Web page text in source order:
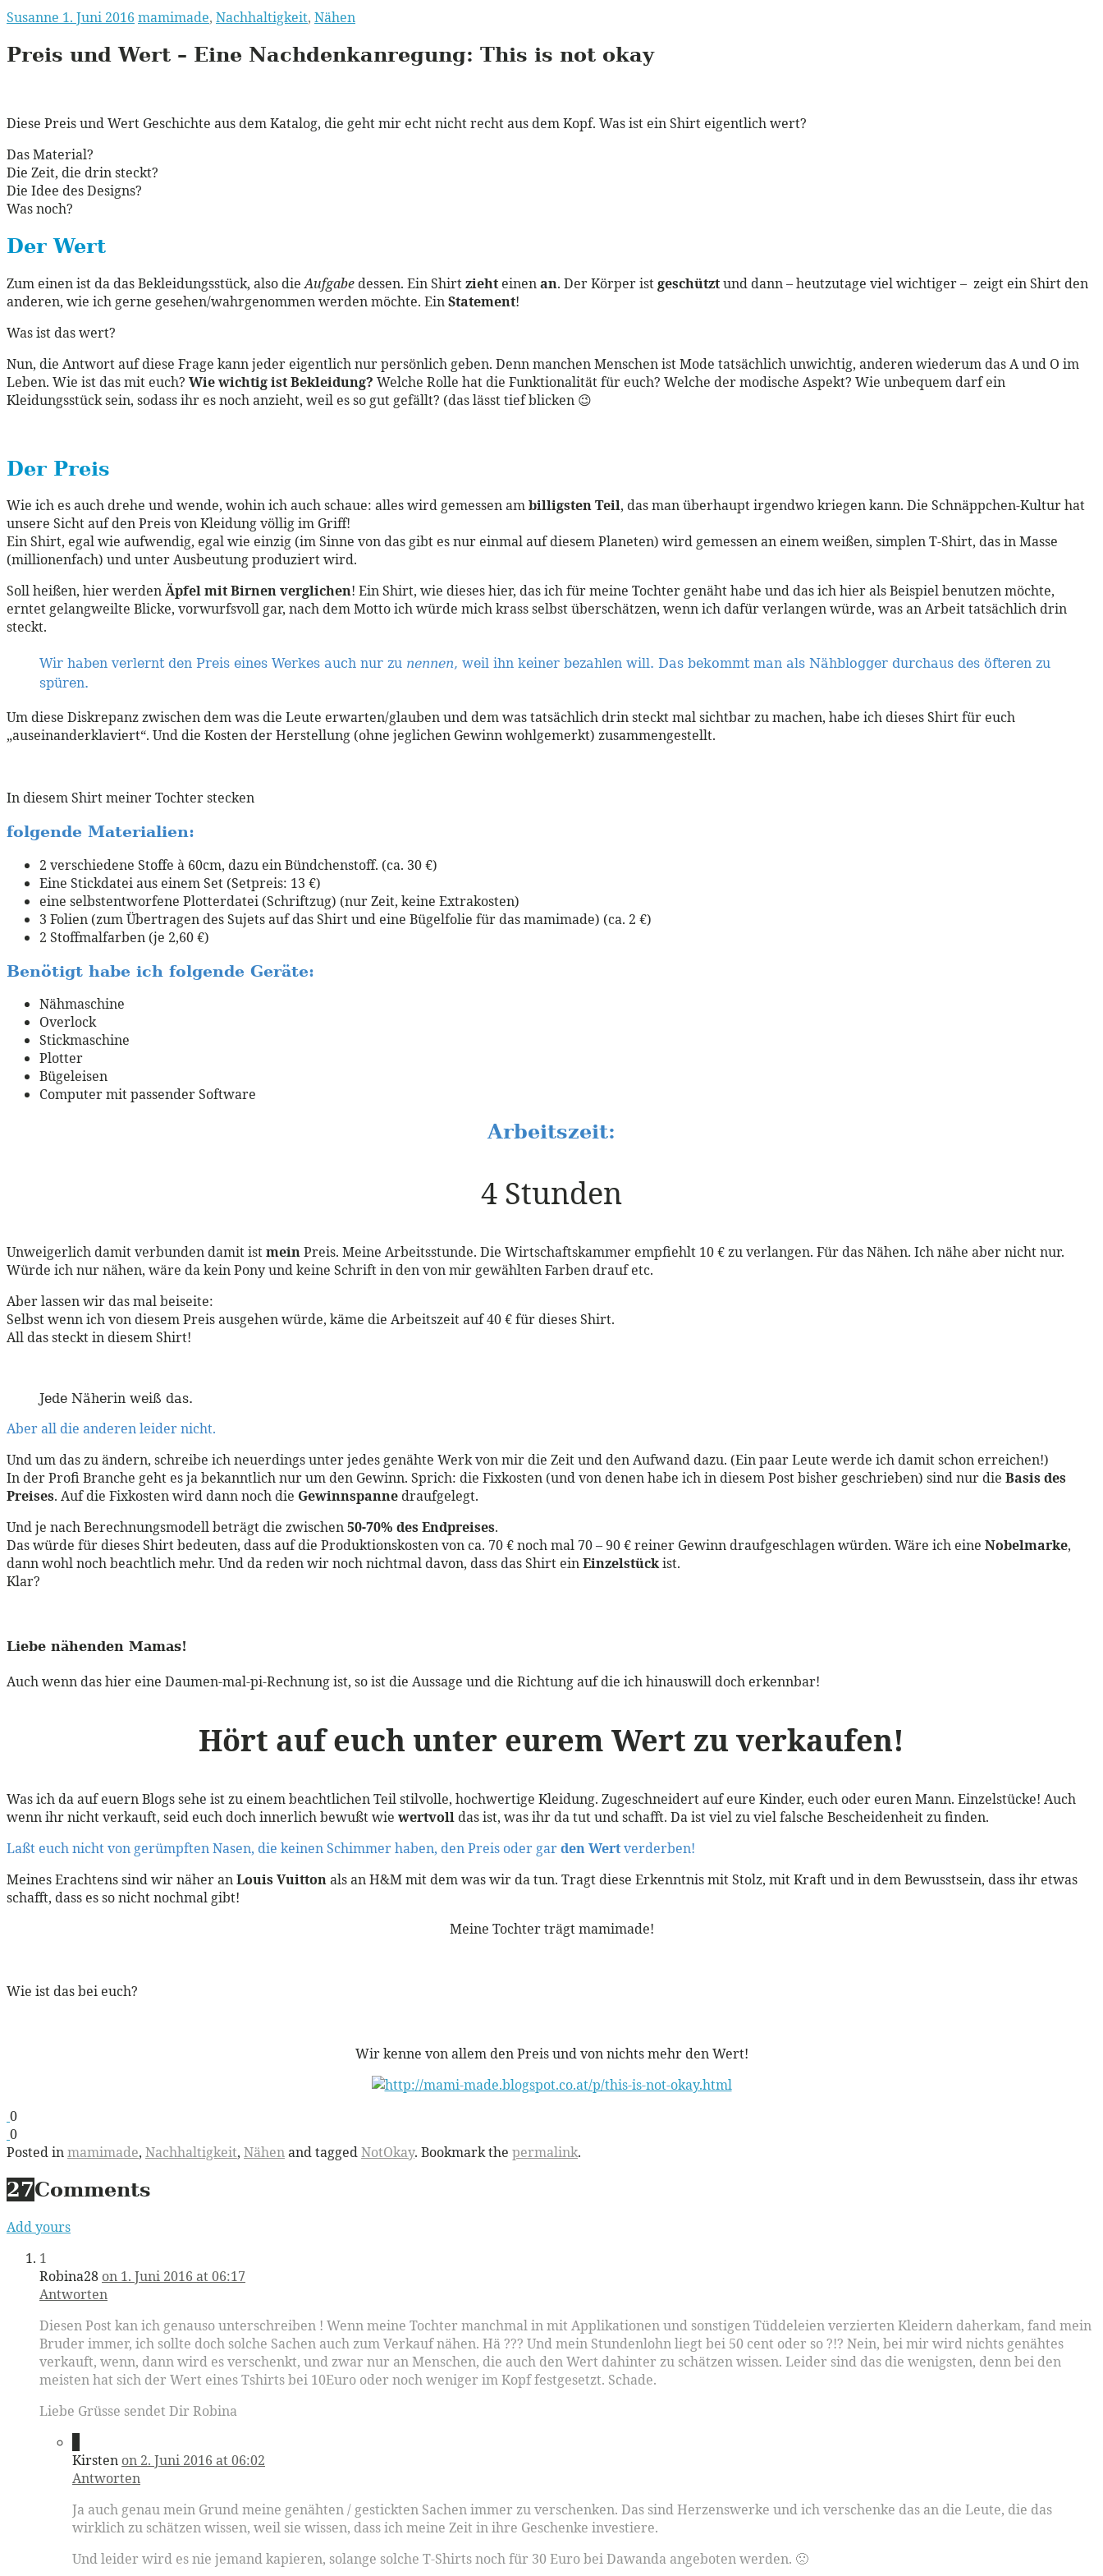
Susanne 1. Juni 2016 mamimade, Nachhaltigkeit, Nähen
Preis und Wert – Eine Nachdenkanregung: This is not okay
Diese Preis und Wert Geschichte aus dem Katalog, die geht mir echt nicht recht aus dem Kopf. Was ist ein Shirt eigentlich wert?
Das Material?
Die Zeit, die drin steckt?
Die Idee des Designs?
Was noch?
Der Wert
Zum einen ist da das Bekleidungsstück, also dieAufgabedessen. Ein Shirtziehteinenan. Der Körper istgeschütztund dann – heutzutage viel wichtiger – zeigt ein Shirt den
anderen, wie ich gerne gesehen/wahrgenommen werden möchte. EinStatement!
Was ist das wert?
Nun, die Antwort auf diese Frage kann jeder eigentlich nur persönlich geben. Denn manchen Menschen ist Mode tatsächlich unwichtig, anderen wiederum das A und O im
Leben. Wie ist das mit euch? Wie wichtig ist Bekleidung? Welche Rolle hat die Funktionalität für euch? Welche der modische Aspekt? Wie unbequem darf ein
Kleidungsstück sein, sodass ihr es noch anzieht, weil es so gut gefällt? (das lässt tief blicken 😉
Der Preis
Wie ich es auch drehe und wende, wohin ich auch schaue: alles wird gemessen ambilligsten Teil, das man überhaupt irgendwo kriegen kann. Die Schnäppchen-Kultur hat
unsere Sicht auf den Preis von Kleidung völlig im Griff!
Ein Shirt, egal wie aufwendig, egal wie einzig (im Sinne von das gibt es nur einmal auf diesem Planeten) wird gemessen an einem weißen, simplen T-Shirt, das in Masse
(millionenfach) und unter Ausbeutung produziert wird.
Soll heißen, hier werdenÄpfel mit Birnen verglichen! Ein Shirt, wie dieses hier, das ich für meine Tochter genäht habe und das ich hier als Beispiel benutzen möchte,
erntet gelangweilte Blicke, vorwurfsvoll gar, nach dem Motto ich würde mich krass selbst überschätzen, wenn ich dafür verlangen würde, was an Arbeit tatsächlich drin
steckt.
Wir haben verlernt den Preis eines Werkes auch nur zu nennen, weil ihn keiner bezahlen will. Das bekommt man als Nähblogger durchaus des öfteren zu
spüren.
Um diese Diskrepanz zwischen dem was die Leute erwarten/glauben und dem was tatsächlich drin steckt mal sichtbar zu machen, habe ich dieses Shirt für euch
„auseinanderklaviert“. Und die Kosten der Herstellung (ohne jeglichen Gewinn wohlgemerkt) zusammengestellt.
In diesem Shirt meiner Tochter stecken
folgende Materialien:
2 verschiedene Stoffe à 60cm, dazu ein Bündchenstoff. (ca. 30 €)
Eine Stickdatei aus einem Set (Setpreis: 13 €)
eine selbstentworfene Plotterdatei (Schriftzug) (nur Zeit, keine Extrakosten)
3 Folien (zum Übertragen des Sujets auf das Shirt und eine Bügelfolie für das mamimade) (ca. 2 €)
2 Stoffmalfarben (je 2,60 €)
Benötigt habe ich folgende Geräte:
Nähmaschine
Overlock
Stickmaschine
Plotter
Bügeleisen
Computer mit passender Software
Arbeitszeit:
4 Stunden
Unweigerlich damit verbunden damit istmeinPreis. Meine Arbeitsstunde. Die Wirtschaftskammer empfiehlt 10 € zu verlangen. Für das Nähen. Ich nähe aber nicht nur.
Würde ich nur nähen, wäre da kein Pony und keine Schrift in den von mir gewählten Farben drauf etc.
Aber lassen wir das mal beiseite:
Selbst wenn ich von diesem Preis ausgehen würde, käme die Arbeitszeit auf 40 € für dieses Shirt.
All das steckt in diesem Shirt!
Jede Näherin weiß das.
Aber all die anderen leider nicht.
Und um das zu ändern, schreibe ich neuerdings unter jedes genähte Werk von mir die Zeit und den Aufwand dazu. (Ein paar Leute werde ich damit schon erreichen!)
In der Profi Branche geht es ja bekanntlich nur um den Gewinn. Sprich: die Fixkosten (und von denen habe ich in diesem Post bisher geschrieben) sind nur die Basis des
Preises. Auf die Fixkosten wird dann noch die Gewinnspannedraufgelegt.
Und je nach Berechnungsmodell beträgt die zwischen50-70% des Endpreises.
Das würde für dieses Shirt bedeuten, dass auf die Produktionskosten von ca. 70 € noch mal 70 – 90 € reiner Gewinn draufgeschlagen würden. Wäre ich eine Nobelmarke,
dann wohl noch beachtlich mehr. Und da reden wir noch nichtmal davon, dass das Shirt einEinzelstückist.
Klar?
Liebe nähenden Mamas!
Auch wenn das hier eine Daumen-mal-pi-Rechnung ist, so ist die Aussage und die Richtung auf die ich hinauswill doch erkennbar!
Hört auf euch unter eurem Wert zu verkaufen!
Was ich da auf euern Blogs sehe ist zu einem beachtlichen Teil stilvolle, hochwertige Kleidung. Zugeschneidert auf eure Kinder, euch oder euren Mann. Einzelstücke! Auch
wenn ihr nicht verkauft, seid euch doch innerlich bewußt wie wertvolldas ist, was ihr da tut und schafft. Da ist viel zu viel falsche Bescheidenheit zu finden.
Laßt euch nicht von gerümpften Nasen, die keinen Schimmer haben, den Preis oder garden Wertverderben!
Meines Erachtens sind wir näher anLouis Vuittonals an H&M mit dem was wir da tun. Tragt diese Erkenntnis mit Stolz, mit Kraft und in dem Bewusstsein, dass ihr etwas
schafft, dass es so nicht nochmal gibt!
Meine Tochter trägt mamimade!
Wie ist das bei euch?
Wir kenne von allem den Preis und von nichts mehr den Wert!
0
0
Posted inmamimade, Nachhaltigkeit, Nähenand taggedNotOkay. Bookmark the permalink.
27Comments
Add yours
1
Robina28 on 1. Juni 2016 at 06:17
Antworten
Diesen Post kan ich genauso unterschreiben ! Wenn meine Tochter manchmal in mit Applikationen und sonstigen Tüddeleien verzierten Kleidern daherkam, fand mein
Bruder immer, ich sollte doch solche Sachen auch zum Verkauf nähen. Hä ??? Und mein Stundenlohn liegt bei 50 cent oder so ?!? Nein, bei mir wird nichts genähtes
verkauft, wenn, dann wird es verschenkt, und zwar nur an Menschen, die auch den Wert dahinter zu schätzen wissen. Leider sind das die wenigsten, denn bei den
meisten hat sich der Wert eines Tshirts bei 10Euro oder noch weniger im Kopf festgesetzt. Schade.
Liebe Grüsse sendet Dir Robina
Kirsten on 2. Juni 2016 at 06:02
Antworten
Ja auch genau mein Grund meine genähten / gestickten Sachen immer zu verschenken. Das sind Herzenswerke und ich verschenke das an die Leute, die das
wirklich zu schätzen wissen, weil sie wissen, dass ich meine Zeit in ihre Geschenke investiere.
Und leider wird es nie jemand kapieren, solange solche T-Shirts noch für 30 Euro bei Dawanda angeboten werden. 🙁